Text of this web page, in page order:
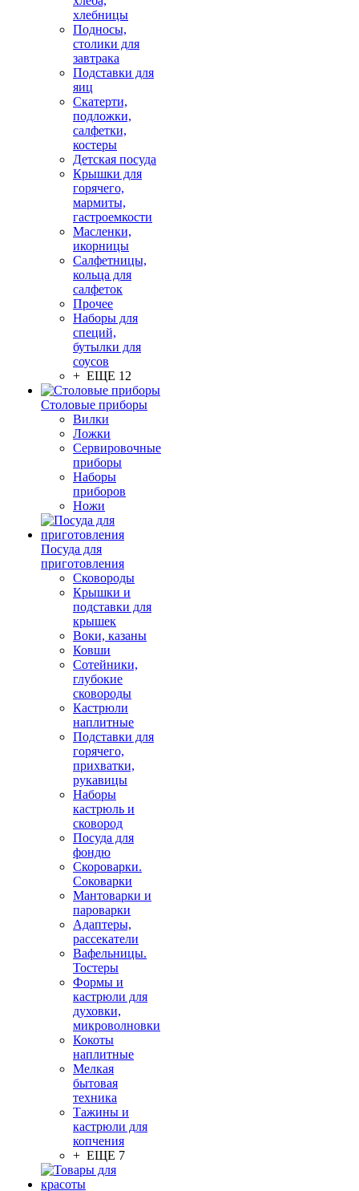
хлебницы
Подносы,
столики для
завтрака
Подставки для
яиц
Скатерти,
подложки,
салфетки,
костеры
Детская посуда
Крышки для
горячего,
мармиты,
гастроемкости
Масленки,
икорницы
Салфетницы,
кольца для
салфеток
Прочее
Наборы для
специй,
бутылки для
соусов
+ ЕЩЕ 12
Столовые приборы
Вилки
Ложки
Сервировочные
приборы
Наборы
приборов
Ножи
Посуда для
приготовления
Сковороды
Крышки и
подставки для
крышек
Воки, казаны
Ковши
Сотейники,
глубокие
сковороды
Кастрюли
наплитные
Подставки для
горячего,
прихватки,
рукавицы
Наборы
кастрюль и
сковород
Посуда для
фондю
Скороварки.
Соковарки
Мантоварки и
пароварки
Адаптеры,
рассекатели
Вафельницы.
Тостеры
Формы и
кастрюли для
духовки,
микроволновки
Кокоты
наплитные
Мелкая
бытовая
техника
Тажины и
кастрюли для
копчения
+ ЕЩЕ 7